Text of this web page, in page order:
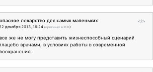
</>
лекарство для самых маленьких
декабря 2013, 16:24 (оригинал в ЖЖ)
же не могу представить жизнеспособный сценарий
врачами, в условиях работы в современной